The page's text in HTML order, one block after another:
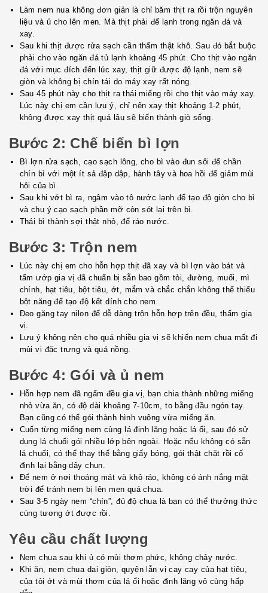
Làm nem nua không đơn giản là chỉ băm thịt ra rồi trộn nguyên
liệu và ủ cho lên men. Mà thịt phải để lạnh trong ngăn đá và
xay.
Sau khi thịt được rửa sạch cần thấm thật khô. Sau đó bắt buộc
phải cho vào ngăn đá tủ lạnh khoảng 45 phút. Cho thịt vào ngăn
đá với mục đích đến lúc xay, thịt giữ được độ lạnh, nem sẽ
giòn và không bị chín tái do máy xay rất nóng.
Sau 45 phút này cho thịt ra thái miếng rồi cho thịt vào máy xay.
Lúc này chị em cần lưu ý, chỉ nên xay thịt khoảng 1-2 phút,
không được xay thịt quá lâu sẽ biến thành giò sống.
Bước 2: Chế biến bì lợn
Bì lợn rửa sạch, cạo sạch lông, cho bì vào đun sôi để chần
chín bì với một ít sả đập dập, hành tây và hoa hồi để giảm mùi
hôi của bì.
Sau khi vớt bì ra, ngâm vào tô nước lạnh để tạo độ giòn cho bì
và chu ý cạo sạch phần mỡ còn sót lại trên bì.
Thái bì thành sợi thật nhỏ, để ráo nước.
Bước 3: Trộn nem
Lúc này chị em cho hỗn hợp thịt đã xay và bì lợn vào bát và
tẩm ướp gia vị đã chuẩn bị sẵn bao gồm tỏi, đường, muối, mì
chính, hạt tiêu, bột tiêu, ớt, mắm và chắc chắn không thể thiếu
bột năng để tạo độ kết dính cho nem.
Đeo găng tay nilon để dễ dàng trộn hỗn hợp trên đều, thấm gia
vị.
Lưu ý không nên cho quá nhiều gia vị sẽ khiến nem chua mất đi
mùi vị đặc trưng và quá nồng.
Bước 4: Gói và ủ nem
Hỗn hợp nem đã ngấm đều gia vị, bạn chia thành những miếng
nhỏ vừa ăn, có độ dài khoảng 7-10cm, to bằng đầu ngón tay.
Bạn cũng có thể gói thành hình vuông vừa miếng ăn.
Cuốn từng miếng nem cùng lá đinh lăng hoặc lá ối, sau đó sử
dụng lá chuối gói nhiều lớp bên ngoài. Hoặc nếu không có sẵn
lá chuối, có thể thay thế bằng giấy bóng, gói thật chặt rồi cố
định lại bằng dây chun.
Để nem ở nơi thoáng mát và khô ráo, không có ánh nắng mặt
trời để tránh nem bị lên men quá chua.
Sau 3-5 ngày nem “chín”, đủ độ chua là bạn có thể thưởng thức
cùng tương ớt được rồi.
Yêu cầu chất lượng
Nem chua sau khi ủ có mùi thơm phức, không chảy nước.
Khi ăn, nem chua dai giòn, quyện lẫn vị cay cay của hạt tiêu,
của tỏi ớt và mùi thơm của lá ổi hoặc đinh lăng vô cùng hấp